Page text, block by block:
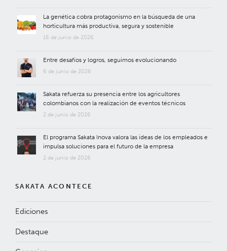
La genética cobra protagonismo en la búsqueda de una
horticultura más productiva, segura y sostenible
16 de junio de 2026
Entre desafíos y logros, seguimos evolucionando
6 de junio de 2026
Sakata refuerza su presencia entre los agricultores
colombianos con la realización de eventos técnicos
2 de junio de 2026
El programa Sakata Inova valora las ideas de los empleados e
impulsa soluciones para el futuro de la empresa
2 de junio de 2026
SAKATA ACONTECE
Ediciones
Destaque